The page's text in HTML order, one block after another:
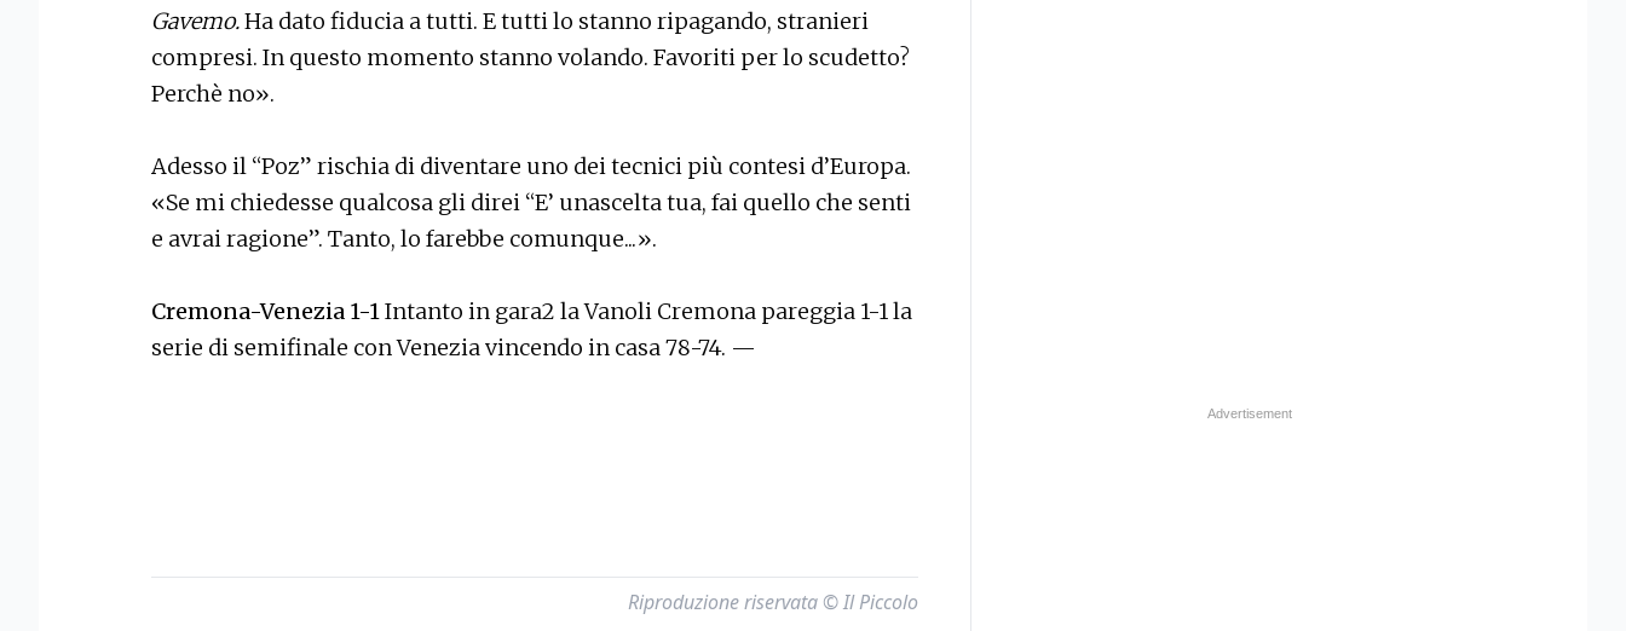
Gavemo.Ha dato fiducia a tutti. E tutti lo stanno ripagando, stranieri
compresi. In questo momento stanno volando. Favoriti per lo scudetto?
Perchè no».
Adesso il “Poz” rischia di diventare uno dei tecnici più contesi d’Europa.
«Se mi chiedesse qualcosa gli direi “E’ unascelta tua, fai quello che senti
e avrai ragione”. Tanto, lo farebbe comunque...».
Cremona-Venezia 1-1Intanto in gara2 la Vanoli Cremona pareggia 1-1 la
serie di semifinale con Venezia vincendo in casa 78-74. —
Riproduzione riservata © Il Piccolo